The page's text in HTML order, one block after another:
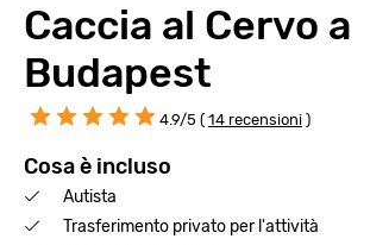
Caccia al Cervo a
Budapest
4.9/5 ( 14 recensioni )
Cosa è incluso
Autista
Trasferimento privato per l'attività